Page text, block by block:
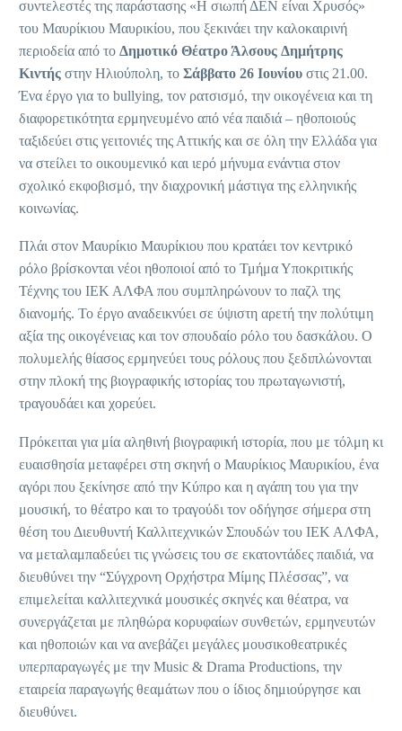
συντελεστές της παράστασης «Η σιωπή ΔΕΝ είναι Χρυσός»
του Μαυρίκιου Μαυρικίου, που ξεκινάει την καλοκαιρινή
περιοδεία από το Δημοτικό Θέατρο Άλσους Δημήτρης
Κιντής στην Ηλιούπολη, το Σάββατο 26 Ιουνίου στις 21.00.
Ένα έργο για το bullying, τον ρατσισμό, την οικογένεια και τη
διαφορετικότητα ερμηνευμένο από νέα παιδιά – ηθοποιούς
ταξιδεύει στις γειτονιές της Αττικής και σε όλη την Ελλάδα για
να στείλει το οικουμενικό και ιερό μήνυμα ενάντια στον
σχολικό εκφοβισμό, την διαχρονική μάστιγα της ελληνικής
κοινωνίας.
Πλάι στον Μαυρίκιο Μαυρίκιου που κρατάει τον κεντρικό
ρόλο βρίσκονται νέοι ηθοποιοί από το Τμήμα Υποκριτικής
Τέχνης του ΙΕΚ ΑΛΦΑ που συμπληρώνουν το παζλ της
διανομής. Το έργο αναδεικνύει σε ύψιστη αρετή την πολύτιμη
αξία της οικογένειας και τον σπουδαίο ρόλο του δασκάλου. Ο
πολυμελής θίασος ερμηνεύει τους ρόλους που ξεδιπλώνονται
στην πλοκή της βιογραφικής ιστορίας του πρωταγωνιστή,
τραγουδάει και χορεύει.
Πρόκειται για μία αληθινή βιογραφική ιστορία, που με τόλμη κι
ευαισθησία μεταφέρει στη σκηνή ο Μαυρίκιος Μαυρικίου, ένα
αγόρι που ξεκίνησε από την Κύπρο και η αγάπη του για την
μουσική, το θέατρο και το τραγούδι τον οδήγησε σήμερα στη
θέση του Διευθυντή Καλλιτεχνικών Σπουδών του ΙΕΚ ΑΛΦΑ,
να μεταλαμπαδεύει τις γνώσεις του σε εκατοντάδες παιδιά, να
διευθύνει την “Σύγχρονη Ορχήστρα Μίμης Πλέσσας”, να
επιμελείται καλλιτεχνικά μουσικές σκηνές και θέατρα, να
συνεργάζεται με πληθώρα κορυφαίων συνθετών, ερμηνευτών
και ηθοποιών και να ανεβάζει μεγάλες μουσικοθεατρικές
υπερπαραγωγές με την Music & Drama Productions, την
εταιρεία παραγωγής θεαμάτων που ο ίδιος δημιούργησε και
διευθύνει.